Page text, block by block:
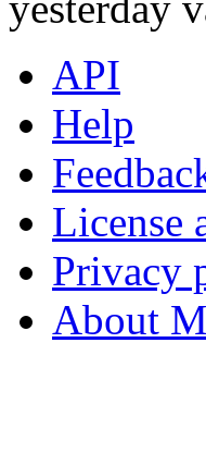
API
Help
License
Privacy
About